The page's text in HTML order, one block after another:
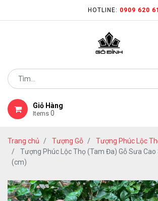
HOTLINE: 0909 620
Giỏ Hàng
Items 0
Trang chủ Tượng Gỗ
Tượng Phúc Lộc
Tượng Phúc Lộc Thọ (Tam Đa) Gỗ Sưa Cao
(cm)